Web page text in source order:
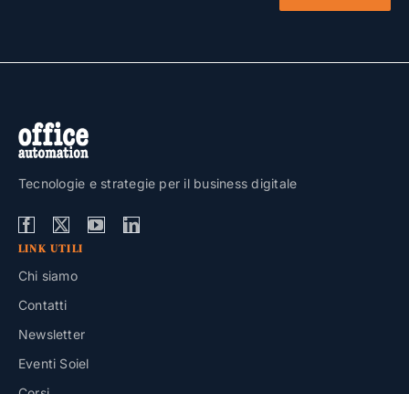
Tecnologie e strategie per il business digitale
LINK UTILI
Chi siamo
Contatti
Newsletter
Eventi Soiel